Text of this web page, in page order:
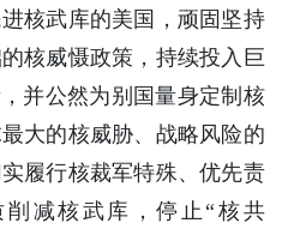
核武库的美国，顽固坚持
核威慑政策，持续投入巨
并公然为别国量身定制核
大的核威胁、战略风险的
履行核裁军特殊、优先责
减核武库，停止“核共